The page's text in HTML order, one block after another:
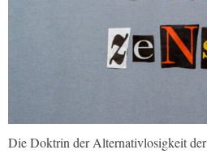
Die Doktrin der Alternativlosigkeit